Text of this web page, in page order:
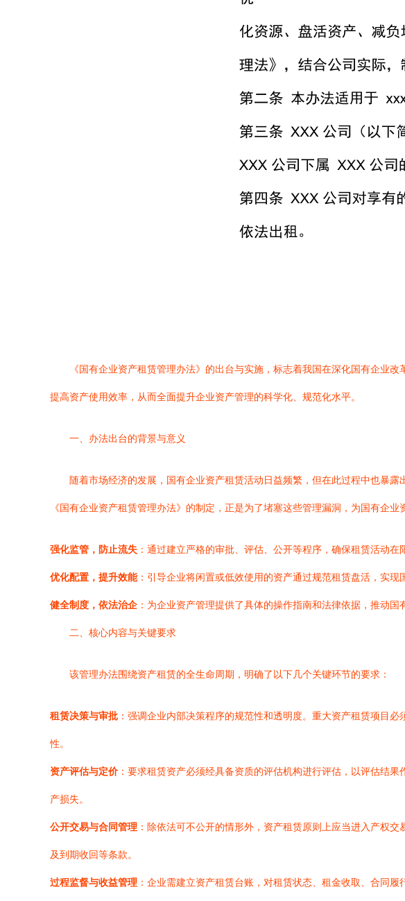
《国有企业资产租赁管理办法》的出台与实施，标志着我国在深化国有企业
提高资产使用效率，从而全面提升企业资产管理的科学化、规范化水平。
一、办法出台的背景与意义
随着市场经济的发展，国有企业资产租赁活动日益频繁，但在此过程中也暴
《国有企业资产租赁管理办法》的制定，正是为了堵塞这些管理漏洞，为国有企业
强化监管，防止流失 ：通过建立严格的审批、评估、公开等程序，确保租赁活动在
优化配置，提升效能：引导企业将闲置或低效使用的资产通过规范租赁盘活，实现
健全制度，依法治企 ：为企业资产管理提供了具体的操作指南和法律依据，推动国
二、核心内容与关键要求
该管理办法围绕资产租赁的全生命周期，明确了以下几个关键环节的要求：
租赁决策与审批 ：强调企业内部决策程序的规范性和透明度。重大资产租赁项目
性。
资产评估与定价：要求租赁资产必须经具备资质的评估机构进行评估，以评估结
产损失。
公开交易与合同管理 ：除依法可不公开的情形外，资产租赁原则上应当进入产权
及到期收回等条款。
过程监督与收益管理 ：企业需建立资产租赁台账，对租赁状态、租金收取、合同